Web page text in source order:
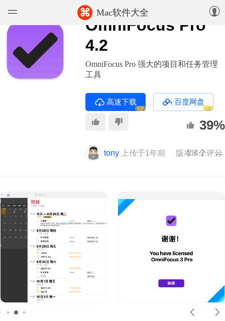
⌘ Mac软件大全
游戏
OmniFocus Pro
4.2
OmniFocus Pro 强大的项目和任务管理
工具
高速下载
VIP
百度网盘
VIP
39%
tony 上传于1年前 版本 4.2
28 个评分